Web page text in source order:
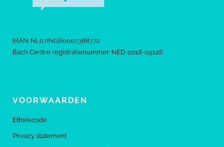
IBAN: NL07INGB0007388772
Bach Centre registratienummer: NED-2018-0912E
VOORWAARDEN
Ethiekcode
Privacy statement